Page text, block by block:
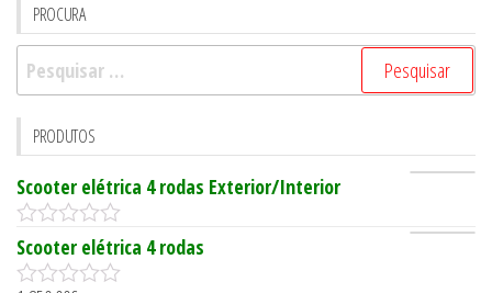
PROCURA
Pesquisar
por:
PRODUTOS
Scooter elétrica 4 rodas Exterior/Interior
0
o
u
Scooter elétrica 4 rodas